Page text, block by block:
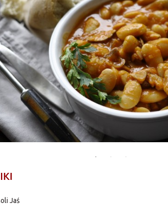
ogniu. Do garnka przekładamy fasolę z wodą,
i ziele angielskie, gotujemy na wolnym ogniu ok
dalej, kolejne 15 min, sprawdzając czy fasola
zupełnie
Jaś